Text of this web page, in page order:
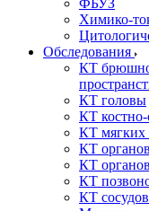
ФБУЗ
Химико-
Обследования
КТ
КТ головы
КТ
КТ мягких
КТ
КТ
КТ
КТ